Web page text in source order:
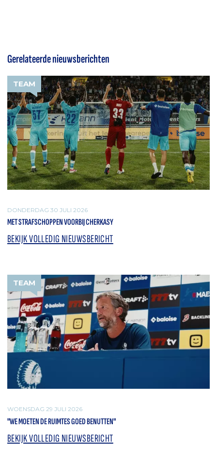
Gerelateerde nieuwsberichten
TEAM
DONDERDAG 30 JULI 2026
MET STRAFSCHOPPEN VOORBIJ CHERKASY
BEKIJK VOLLEDIG NIEUWSBERICHT
TEAM
WOENSDAG 29 JULI 2026
"WE MOETEN DE RUIMTES GOED BENUTTEN"
BEKIJK VOLLEDIG NIEUWSBERICHT